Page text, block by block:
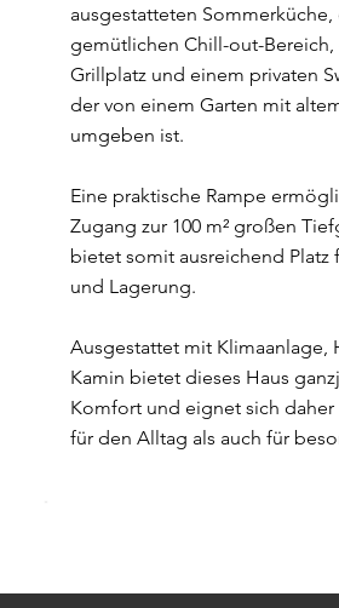
ausgestatteten Sommerküche,
gemütlichen Chill-out-Bereich,
Grillplatz und einem privaten
der von einem Garten mit
umgeben ist.
Eine praktische Rampe
Zugang zur 100 m² großen
bietet somit ausreichend Platz
und Lagerung.
Ausgestattet mit Klimaanlage,
Kamin bietet dieses Haus
Komfort und eignet sich
für den Alltag als auch für